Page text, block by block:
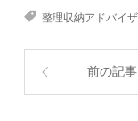
整理収納アドバイ
前の記事